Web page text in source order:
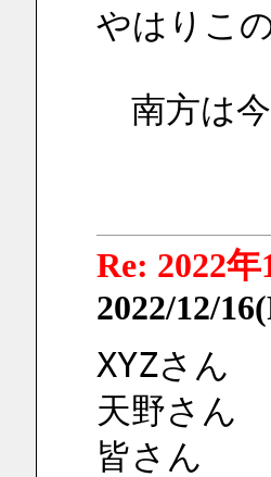
やはりこ
南方は今
Re: 2022
2022/12/
XYZさん
天野さん
皆さん